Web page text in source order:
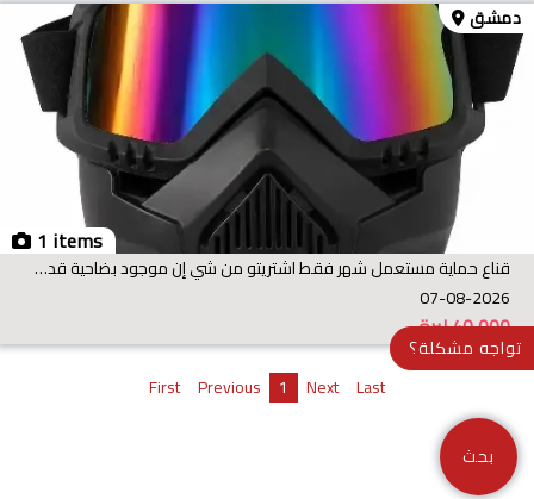
1 items
دمشق
قناع حماية مستعمل شهر فقط اشتريتو من شي إن موجود بضاحية قدسيا سعر ٤٠ الف منهي للتواصل واتس 0965218
07-08-2026
ليرة40,000
First Previous 1 Next Last
بحث
تواجه مشكلة؟